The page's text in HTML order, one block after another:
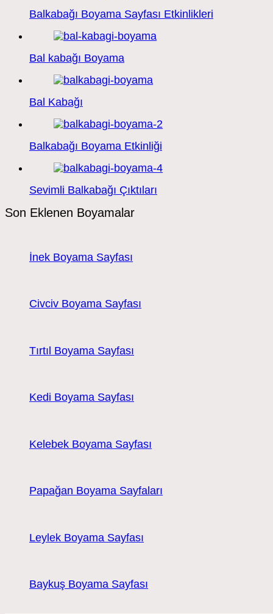
Balkabağı Boyama Sayfası Etkinlikleri
Bal kabağı Boyama
Bal Kabağı
Balkabağı Boyama Etkinliği
Sevimli Balkabağı Çıktıları
Son Eklenen Boyamalar
İnek Boyama Sayfası
Civciv Boyama Sayfası
Tırtıl Boyama Sayfası
Kedi Boyama Sayfası
Kelebek Boyama Sayfası
Papağan Boyama Sayfaları
Leylek Boyama Sayfası
Baykuş Boyama Sayfası